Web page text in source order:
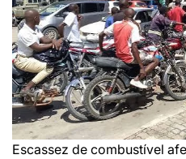
Escassez de combustível